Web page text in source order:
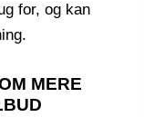
for, og kan
MERE